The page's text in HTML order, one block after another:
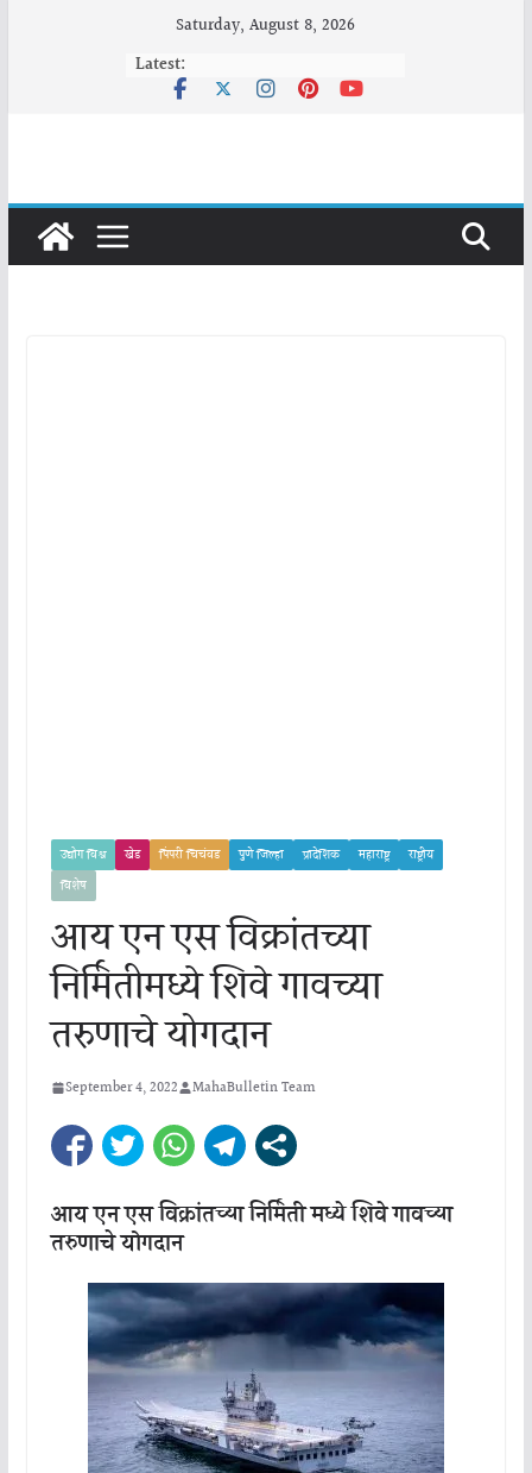
Saturday, August 8, 2026
Latest:
उद्योग विश्व खेड पिंपरी चिचंवड पुणे जिल्हा प्रादेशिक महाराष्ट्र
राष्ट्रीय
विशेष
आय एन एस विक्रांतच्या
निर्मितीमध्ये शिवे गावच्या
तरुणाचे योगदान
September 4, 2022 MahaBulletin Team
आयएनएसविक्रांतच्यानिर्मितीमध्येशिवेगावच्या
तरुणाचेयोगदान